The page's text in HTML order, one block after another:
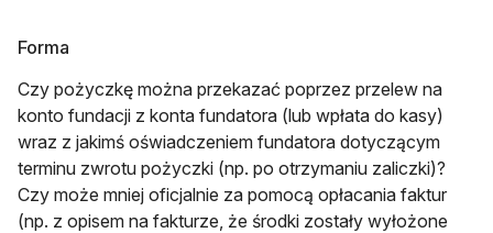
Forma
Czy pożyczkę można przekazać poprzez przelew na
konto fundacji z konta fundatora (lub wpłata do kasy)
wraz z jakimś oświadczeniem fundatora dotyczącym
terminu zwrotu pożyczki (np. po otrzymaniu zaliczki)?
Czy może mniej oficjalnie za pomocą opłacania faktur
(np. z opisem na fakturze, że środki zostały wyłożone